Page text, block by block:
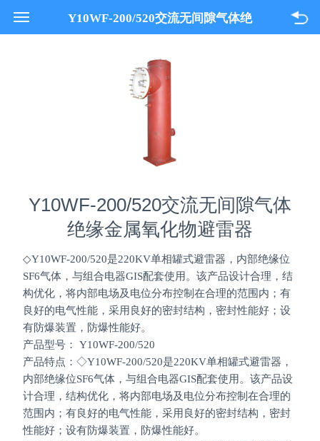
021-33618089
Y10WF-200/520交流无间隙气体绝
Y10WF-200/520交流无间隙气体
绝缘金属氧化物避雷器
◇Y10WF-200/520是220KV单相罐式避雷器，内部绝缘位
SF6气体，与组合电器GIS配套使用。该产品设计合理，结
构优化，将内部电场及电位分布控制在合理的范围内；有
良好的电气性能，采用良好的密封结构，密封性能好；设
有防爆装置，防爆性能好。
产品型号： Y10WF-200/520
产品特点：◇Y10WF-200/520是220KV单相罐式避雷器，
内部绝缘位SF6气体，与组合电器GIS配套使用。该产品设
计合理，结构优化，将内部电场及电位分布控制在合理的
范围内；有良好的电气性能，采用良好的密封结构，密封
性能好；设有防爆装置，防爆性能好。